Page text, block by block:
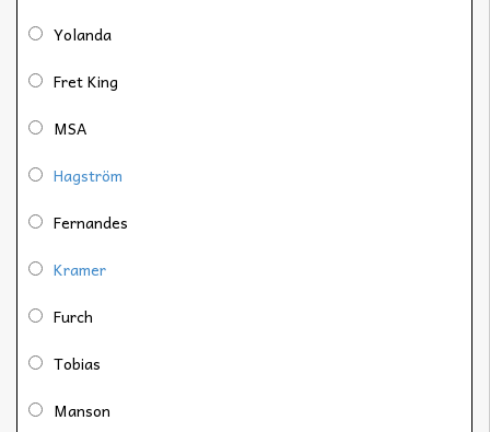
Yolanda
Fret King
MSA
Hagström
Fernandes
Kramer
Furch
Tobias
Manson